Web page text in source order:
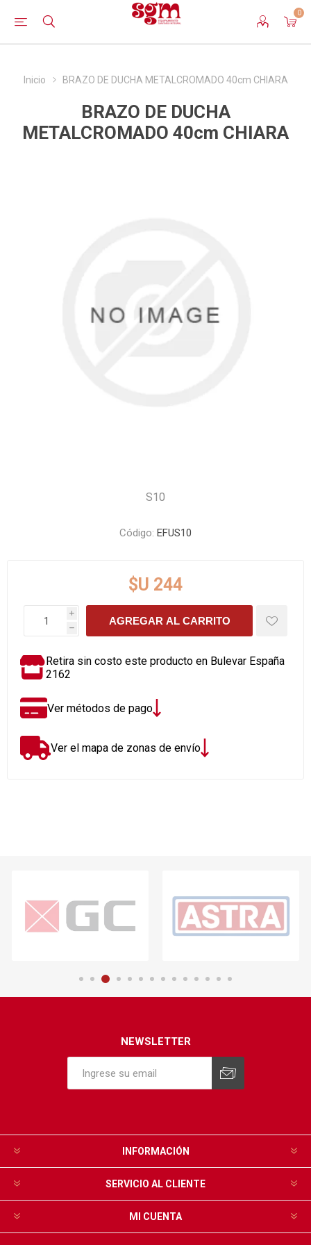
0
Inicio BRAZO DE DUCHA METALCROMADO 40cm CHIARA
BRAZO DE DUCHA
METALCROMADO 40cm CHIARA
S10
Código: EFUS10
$U 244
i
h
AGREGAR AL CARRITO
Retira sin costo este producto en Bulevar España
2162
Ver métodos de pago
Ver el mapa de zonas de envío
NEWSLETTER
INFORMACIÓN
SERVICIO AL CLIENTE
MI CUENTA